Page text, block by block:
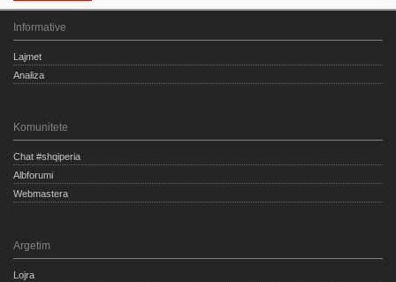
Informative
Lajmet
Analiza
Komunitete
Chat #shqiperia
Albforumi
Webmastera
Argetim
Lojra